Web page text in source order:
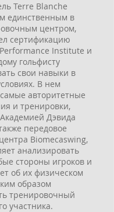
Terre Blanche
единственным в
центром,
сертификацию
Institute и
гольфисту
свои навыки в
В нем
авторитетные
и тренировки,
Дэвида
передовое
Biomecaswing,
анализировать
стороны игроков и
об их физическом
образом
тренировочный
участника.